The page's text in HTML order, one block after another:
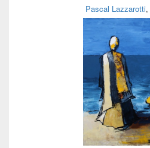
Pascal Lazzarotti,